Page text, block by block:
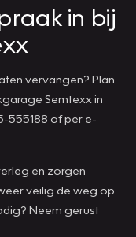
in bij
vervangen? Plan
Semtexx in
555188 of per e-
en zorgen
veilig de weg op
Neem gerust